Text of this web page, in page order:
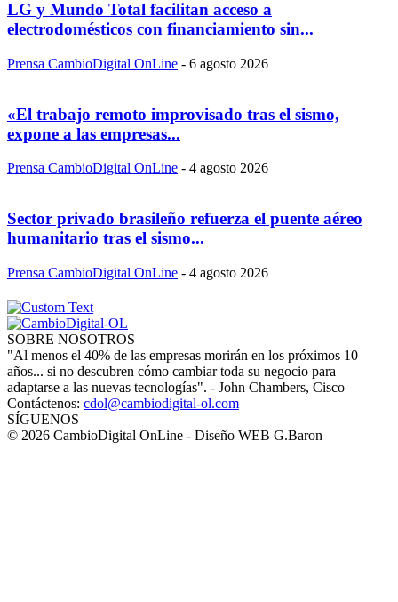
LG y Mundo Total facilitan acceso a
electrodomésticos con financiamiento sin...
Prensa CambioDigital OnLine - 6 agosto 2026
«El trabajo remoto improvisado tras el sismo,
expone a las empresas...
Prensa CambioDigital OnLine - 4 agosto 2026
Sector privado brasileño refuerza el puente aéreo
humanitario tras el sismo...
Prensa CambioDigital OnLine - 4 agosto 2026
SOBRE NOSOTROS
"Al menos el 40% de las empresas morirán en los próximos 10
años... si no descubren cómo cambiar toda su negocio para
adaptarse a las nuevas tecnologías". - John Chambers, Cisco
Contáctenos: cdol@cambiodigital-ol.com
SÍGUENOS
© 2026 CambioDigital OnLine - Diseño WEB G.Baron